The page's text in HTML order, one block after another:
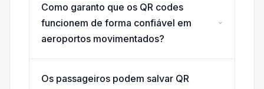
Como garanto que os QR codes
funcionem de forma confiável em
aeroportos movimentados?
Os passageiros podem salvar QR